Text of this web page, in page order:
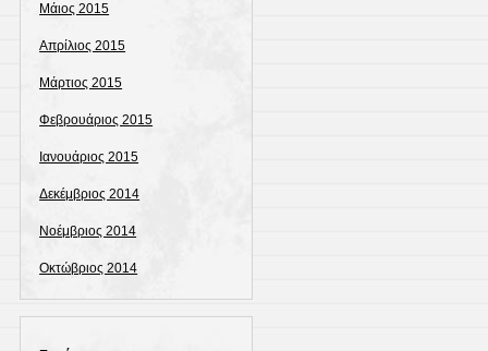
Μάιος 2015
Απρίλιος 2015
Μάρτιος 2015
Φεβρουάριος 2015
Ιανουάριος 2015
Δεκέμβριος 2014
Νοέμβριος 2014
Οκτώβριος 2014